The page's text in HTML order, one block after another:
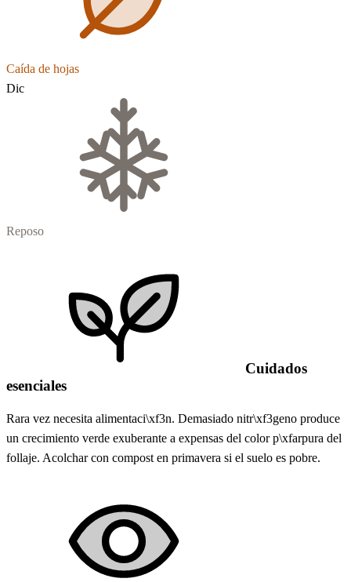
Caída de hojas
Dic
Reposo
Cuidados
esenciales
Rara vez necesita alimentaci\xf3n. Demasiado nitr\xf3geno produce
un crecimiento verde exuberante a expensas del color p\xfarpura del
follaje. Acolchar con compost en primavera si el suelo es pobre.